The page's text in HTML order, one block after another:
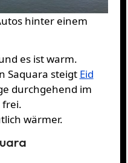
hinter einem
es ist warm.
Saquara steigt Eid
durchgehend im
wärmer.